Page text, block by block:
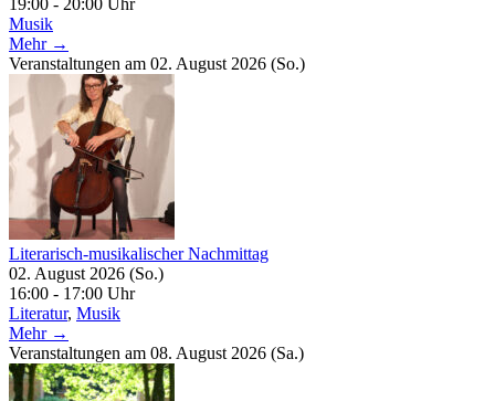
Musik
Mehr →
Veranstaltungen am 02. August 2026 (So.)
Literarisch-musikalischer Nachmittag
02. August 2026 (So.)
16:00 - 17:00 Uhr
Literatur, Musik
Mehr →
Veranstaltungen am 08. August 2026 (Sa.)